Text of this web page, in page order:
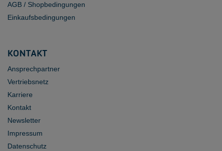
AGB / Shopbedingungen
Einkaufsbedingungen
KONTAKT
Ansprechpartner
Vertriebsnetz
Karriere
Kontakt
Newsletter
Impressum
Datenschutz